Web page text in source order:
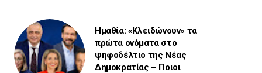
Ημαθία: «Κλειδώνουν» τα
πρώτα ονόματα στο
ψηφοδέλτιο της Νέας
Δημοκρατίας – Ποιοι